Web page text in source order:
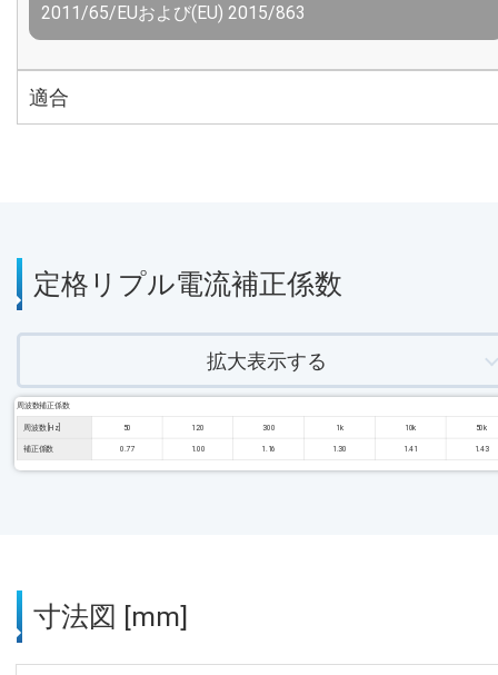
2011/65/EUおよび(EU) 2015/863
適合
定格リプル電流補正係数
拡大表示する
周波数補正係数
周波数 [Hz] 50 120 300 1k 10k 50k
補正係数 0.77 1.00 1.16 1.30 1.41 1.43
寸法図 [mm]